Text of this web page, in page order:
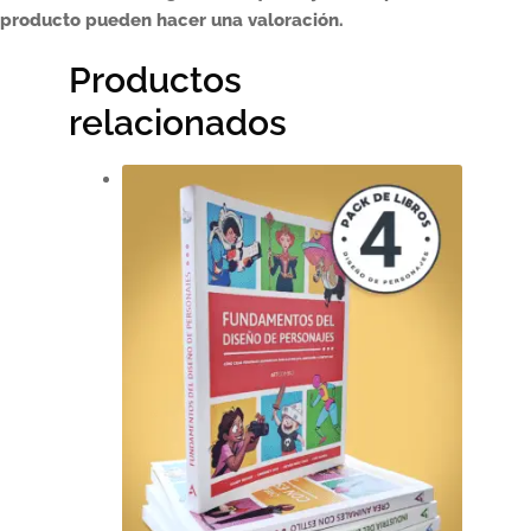
producto pueden hacer una valoración.
Productos
relacionados